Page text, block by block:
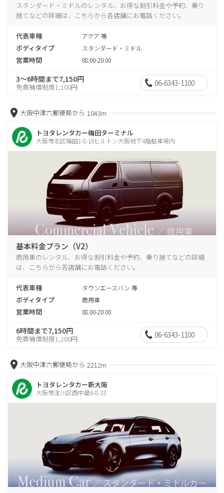
スタンダード・ミドルのレンタル、お得な割引料金や予約、乗り
捨てなどの詳細は、こちらから各店舗にお電話ください。
代表車種 アクア 等
ボディタイプ スタンダード・ミドル
営業時間 08:00-20:00
3～6時間まで7,150円
免責補償制度1,100円 06-6343-1100
大阪中津六郵便局から 1043m
トヨタレンタカー梅田ターミナル
大阪市北区梅田1-8-16ヒルトン大阪地下4階駐車場内
基本料金プラン（V2）
商用車のレンタル、お得な割引料金や予約、乗り捨てなどの詳細
は、こちらから各店舗にお電話ください。
代表車種 タウンエースバン 等
ボディタイプ 商用車
営業時間 08:00-20:00
6時間まで7,150円
免責補償制度1,100円 06-6343-1100
大阪中津六郵便局から 2212m
トヨタレンタカー新大阪
大阪市淀川区西中島6-8-33